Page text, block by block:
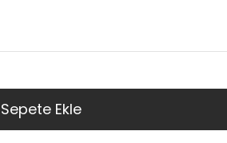
Sepete Ekle